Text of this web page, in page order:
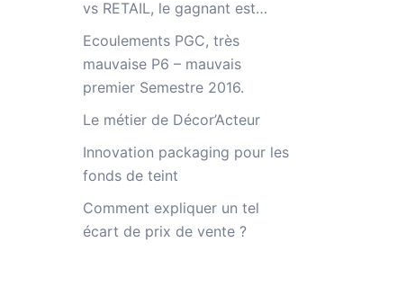
vs RETAIL, le gagnant est…
Ecoulements PGC, très
mauvaise P6 – mauvais
premier Semestre 2016.
Le métier de Décor’Acteur
Innovation packaging pour les
fonds de teint
Comment expliquer un tel
écart de prix de vente ?